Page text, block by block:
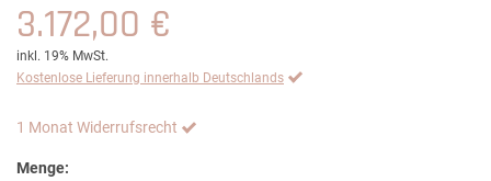
3.172,00 €
inkl. 19% MwSt.
Kostenlose Lieferung innerhalb Deutschlands
1 Monat Widerrufsrecht
Menge: